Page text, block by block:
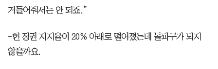
거들어줘서는 안 되죠.”
-현 정권 지지율이 20% 아래로 떨어졌는데 돌파구가 되지
않을까요.